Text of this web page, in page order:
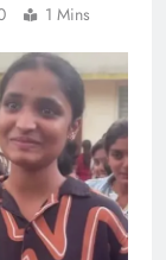
1 Mins